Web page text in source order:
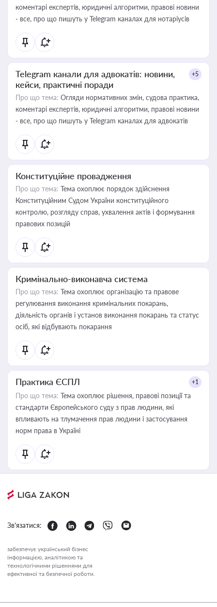
коментарі експертів, юридичні алгоритми, правові новини
- все, про що пишуть у Telegram каналах для нотаріусів
Telegram канали для адвокатів: новини,
кейси, практичні поради
+5
Про що тема: Огляди нормативних змін, судова практика,
коментарі експертів, юридичні алгоритми, правові новини
- все, про що пишуть у Telegram каналах для адвокатів
Конституційне провадження
Про що тема: Тема охоплює порядок здійснення
Конституційним Судом України конституційного
контролю, розгляду справ, ухвалення актів і формування
правових позицій
Кримінально-виконавча система
Про що тема: Тема охоплює організацію та правове
регулювання виконання кримінальних покарань,
діяльність органів і установ виконання покарань та статус
осіб, які відбувають покарання
Практика ЄСПЛ +1
Про що тема: Тема охоплює рішення, правові позиції та
стандарти Європейського суду з прав людини, які
впливають на тлумачення прав людини і застосування
норм права в Україні
Зв'язатися:
забезпечує український бізнес
інформацією, аналітикою та
технологічними рішеннями для
ефективної та безпечної роботи.